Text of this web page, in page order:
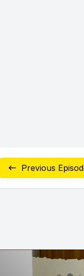
Previous